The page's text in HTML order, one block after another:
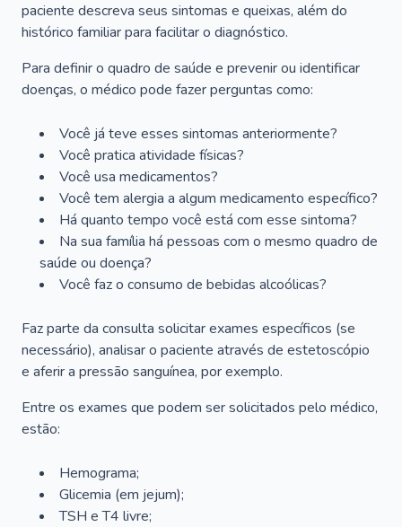
paciente descreva seus sintomas e queixas, além do
histórico familiar para facilitar o diagnóstico.
Para definir o quadro de saúde e prevenir ou identificar
doenças, o médico pode fazer perguntas como:
Você já teve esses sintomas anteriormente?
Você pratica atividade físicas?
Você usa medicamentos?
Você tem alergia a algum medicamento específico?
Há quanto tempo você está com esse sintoma?
Na sua família há pessoas com o mesmo quadro de
saúde ou doença?
Você faz o consumo de bebidas alcoólicas?
Faz parte da consulta solicitar exames específicos (se
necessário), analisar o paciente através de estetoscópio
e aferir a pressão sanguínea, por exemplo.
Entre os exames que podem ser solicitados pelo médico,
estão:
Hemograma;
Glicemia (em jejum);
TSH e T4 livre;